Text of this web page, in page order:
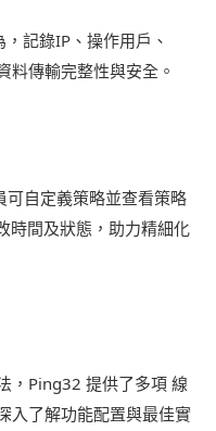
記錄IP、操作用戶、
料傳輸完整性與安全。
可自定義策略並查看策略
時間及狀態，助力精細化
，Ping32 提供了多項 線
入了解功能配置與最佳實